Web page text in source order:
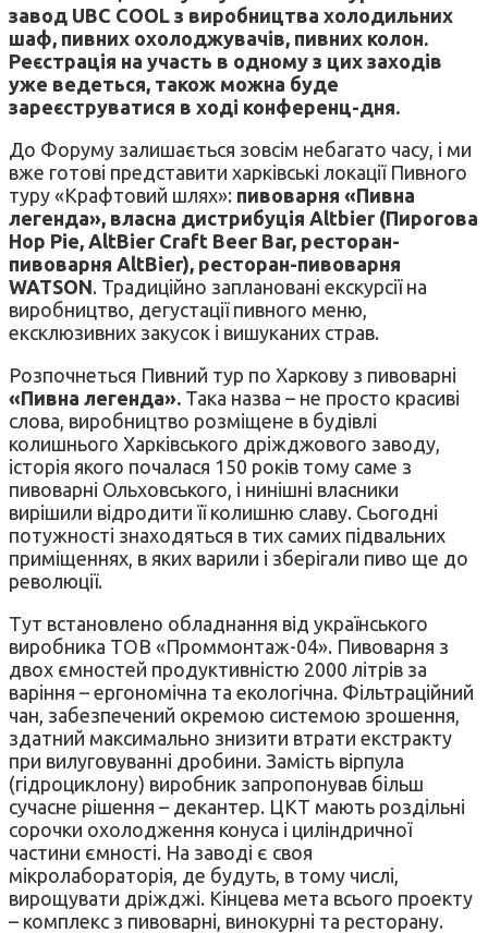
завод UBC COOL з виробництва холодильних
шаф, пивних охолоджувачів, пивних колон.
Реєстрація на участь в одному з цих заходів
уже ведеться, також можна буде
зареєструватися в ході конференц-дня.
До Форуму залишається зовсім небагато часу, і ми
вже готові представити харківські локації Пивного
туру «Крафтовий шлях»: пивоварня «Пивна
легенда», власна дистрибуція Altbier (Пирогова
Hop Pie, AltBier Craft Beer Bar, ресторан-
пивоварня AltBier), ресторан-пивоварня
WATSON. Традиційно заплановані екскурсії на
виробництво, дегустації пивного меню,
ексклюзивних закусок і вишуканих страв.
Розпочнеться Пивний тур по Харкову з пивоварні
«Пивна легенда». Така назва – не просто красиві
слова, виробництво розміщене в будівлі
колишнього Харківського дріжджового заводу,
історія якого почалася 150 років тому саме з
пивоварні Ольховського, і нинішні власники
вирішили відродити її колишню славу. Сьогодні
потужності знаходяться в тих самих підвальних
приміщеннях, в яких варили і зберігали пиво ще до
революції.
Тут встановлено обладнання від українського
виробника ТОВ «Проммонтаж-04». Пивоварня з
двох ємностей продуктивністю 2000 літрів за
варіння – ергономічна та екологічна. Фільтраційний
чан, забезпечений окремою системою зрошення,
здатний максимально знизити втрати екстракту
при вилуговуванні дробини. Замість вірпула
(гідроциклону) виробник запропонував більш
сучасне рішення – декантер. ЦКТ мають роздільні
сорочки охолодження конуса і циліндричної
частини ємності. На заводі є своя
мікролабораторія, де будуть, в тому числі,
вирощувати дріжджі. Кінцева мета всього проекту
– комплекс з пивоварні, винокурні та ресторану.